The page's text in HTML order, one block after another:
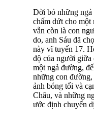
Dời bỏ những
chấm dứt cho một
vẫn còn là con
do, anh Sáu đã
này vĩ tuyến 17.
độ của người giữa
một ngả đường,
những con
ảnh bóng tối và
Châu, và những
ước định chuyển